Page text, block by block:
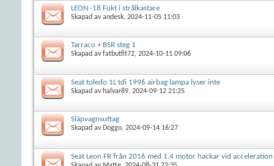
LEON -18 Fukt i strålkastare
Skapad avandesk, 2024-11-05 11:03
Tarraco + BSR steg 1
Skapad avfatbutfit72, 2024-10-11 09:06
Seat toledo 1L tdi 1996 airbag lampa lyser inte
Skapad av halvar89, 2024-09-12 21:25
Släpvagnsuttag
Skapad av Doggo, 2024-09-14 16:27
Seat Leon FR från 2016 med 1.4 motor hackar vid acceleration